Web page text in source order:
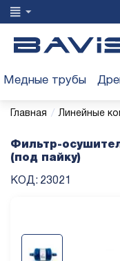
Медные трубы
Главная / Линейные
Фильтр-
(под пайку)
КОД: 23021